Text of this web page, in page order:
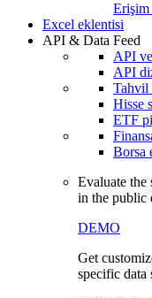
Erişim
Excel eklentisi
API & Data Feed
API
API
Tahvil
Hisse
ETF
Borsa
Evaluate the
in the public
DEMO
Get
specific data